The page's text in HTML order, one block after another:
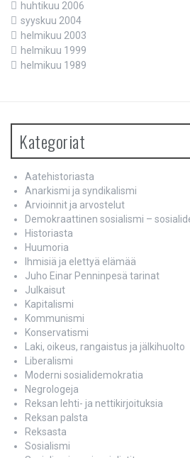
huhtikuu 2006
syyskuu 2004
helmikuu 2003
helmikuu 1999
helmikuu 1989
Kategoriat
Aatehistoriasta
Anarkismi ja syndikalismi
Arvioinnit ja arvostelut
Demokraattinen sosialismi –
Historiasta
Huumoria
Ihmisiä ja elettyä elämää
Juho Einar Penninpesä tarinat
Julkaisut
Kapitalismi
Kommunismi
Konservatismi
Laki, oikeus, rangaistus ja jälkihuolto
Liberalismi
Moderni sosialidemokratia
Negrologeja
Reksan lehti- ja nettikirjoituksia
Reksan palsta
Reksasta
Sosialismi